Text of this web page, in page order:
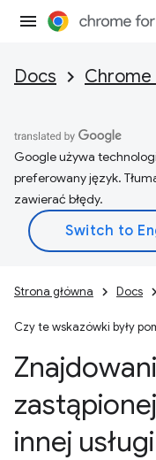
Docs Chrome
Google używa
preferowany język.
zawierać błędy.
Strona główna Docs
Czy te wskazówki były
zastąpionej
innej